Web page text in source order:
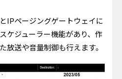
IPページングゲートウェイに
ケジューラー機能があり、作
放送や音量制御も行えます。